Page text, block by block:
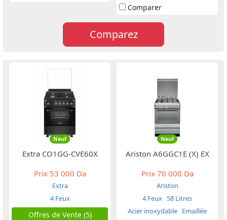
Comparer
Comparez
Neuf
Extra CO1GG-CVE60X
Prix53 000 Da
Extra
4 Feux
Offres de Vente (5)
Neuf
Ariston A6GGC1E (X) EX
Prix70 000 Da
Ariston
4 Feux 58 Litres
Acier inoxydable Emaillée